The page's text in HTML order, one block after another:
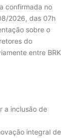
confirmada no
2026, das 07h
sobre o
do
entre BRK
a inclusão de
integral de